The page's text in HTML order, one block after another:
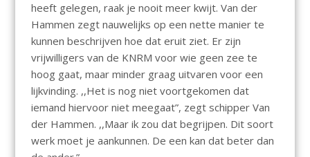
heeft gelegen, raak je nooit meer kwijt. Van der
Hammen zegt nauwelijks op een nette manier te
kunnen beschrijven hoe dat eruit ziet. Er zijn
vrijwilligers van de KNRM voor wie geen zee te
hoog gaat, maar minder graag uitvaren voor een
lijkvinding. ,,Het is nog niet voortgekomen dat
iemand hiervoor niet meegaat”, zegt schipper Van
der Hammen. ,,Maar ik zou dat begrijpen. Dit soort
werk moet je aankunnen. De een kan dat beter dan